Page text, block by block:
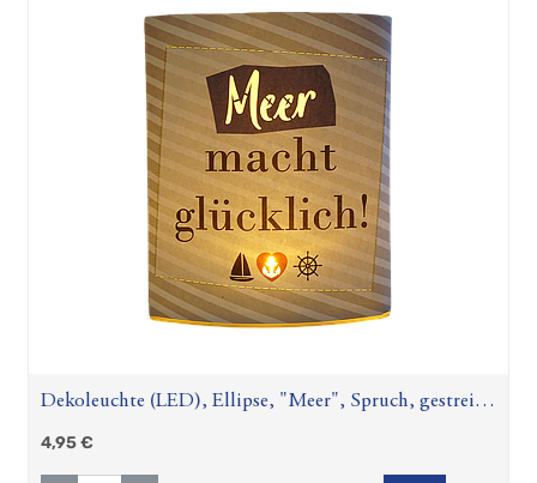
Dekoleuchte (LED), Ellipse, "Meer", Spruch, gestreift,
Papier, creme, L. 6 cm, B. 13 cm, H. 16 cm
4,95€